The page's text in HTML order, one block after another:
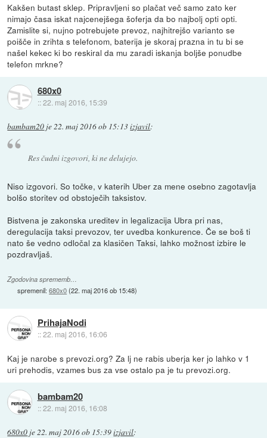
Kakšen butast sklep. Pripravljeni so plačat več samo zato ker
nimajo časa iskat najcenejšega šoferja da bo najbolj opti opti.
Zamislite si, nujno potrebujete prevoz, najhitrejšo varianto se
poišče in zrihta s telefonom, baterija je skoraj prazna in tu bi se
našel kekec ki bo reskiral da mu zaradi iskanja boljše ponudbe
telefon mrkne?
680x0
::22. maj 2016, 15:39
bambam20 je22. maj 2016 ob 15:13izjavil:
Res čudni izgovori, ki ne delujejo.
Niso izgovori. So točke, v katerih Uber za mene osebno zagotavlja
bolšo storitev od obstoječih taksistov.
Bistvena je zakonska ureditev in legalizacija Ubra pri nas,
deregulacija taksi prevozov, ter uvedba konkurence. Če se boš ti
nato še vedno odločal za klasičen Taksi, lahko možnost izbire le
pozdravljaš.
Zgodovina sprememb…
spremenil:680x0(22. maj 2016 ob 15:48)
PrihajaNodi
::22. maj 2016, 16:06
Kaj je narobe s prevozi.org? Za lj ne rabis uberja ker jo lahko v 1
uri prehodis, vzames bus za vse ostalo pa je tu prevozi.org.
bambam20
::22. maj 2016, 16:08
680x0 je 22. maj 2016 ob 15:39izjavil: